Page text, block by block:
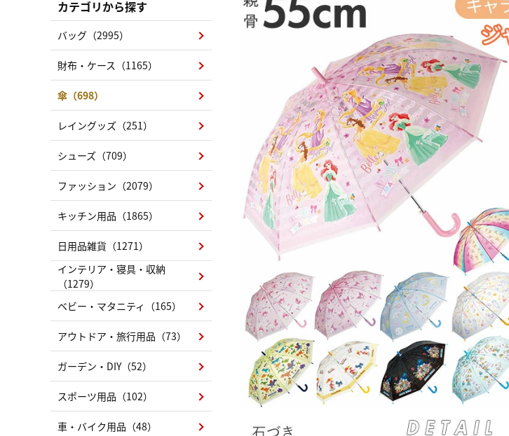
カテゴリから探す
バッグ（2995）
財布・ケース（1165）
傘（698）
レイングッズ（251）
シューズ（709）
ファッション（2079）
キッチン用品（1865）
日用品雑貨（1271）
インテリア・寝具・収納
（1279）
ベビー・マタニティ（165）
アウトドア・旅行用品（73）
ガーデン・DIY（52）
スポーツ用品（102）
車・バイク用品（48）